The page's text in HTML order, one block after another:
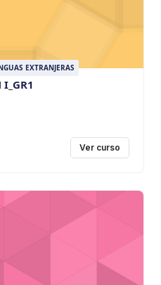
EXTRANJERAS
Ver curso